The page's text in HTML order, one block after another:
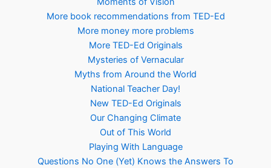
More book recommendations from TED-Ed
More money more problems
More TED-Ed Originals
Mysteries of Vernacular
Myths from Around the World
National Teacher Day!
New TED-Ed Originals
Our Changing Climate
Out of This World
Playing With Language
Questions No One (Yet) Knows the Answers To